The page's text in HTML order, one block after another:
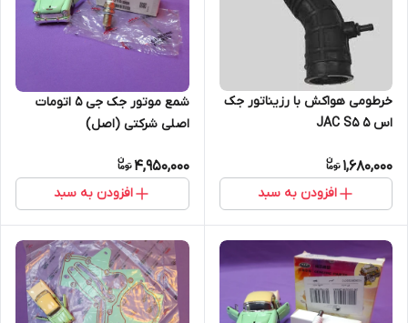
خرطومی هواکش با رزیناتور جک
اس ۵ JAC S5
1,680,000
افزودن به سبد
شمع موتور جک جی 5 اتومات
اصلی شرکتی (اصل)
4,950,000
افزودن به سبد